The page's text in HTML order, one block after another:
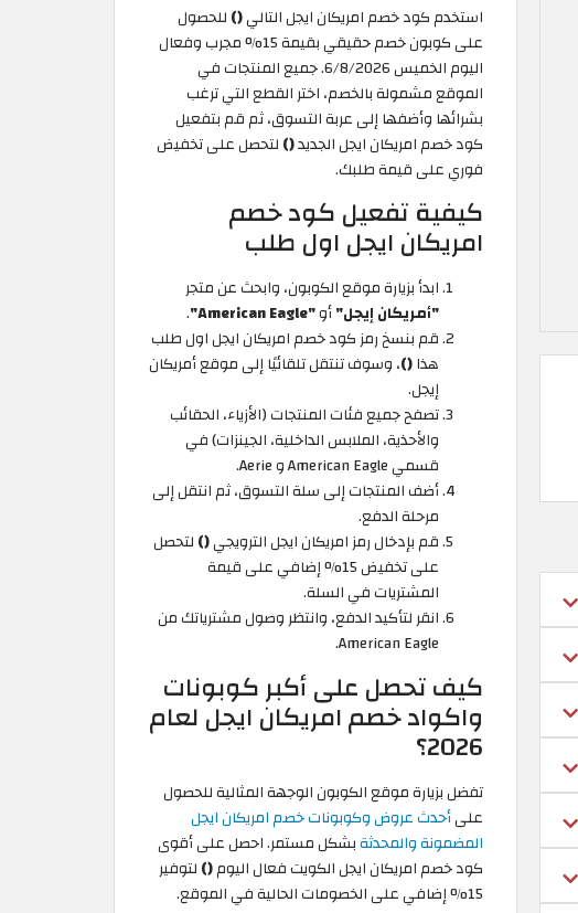
استخدم كود خصم امريكان ايجل التالي() للحصول
على كوبون خصم حقيقي بقيمة 15% مجرب وفعال
اليوم الخميس 6/8/2026. جميع المنتجات في
الموقع مشمولة بالخصم، اختر القطع التي ترغب
بشرائها وأضفها إلى عربة التسوق، ثم قم بتفعيل
كود خصم امريكان ايجل الجديد() لتحصل على تخفيض
فوري على قيمة طلبك.
كيفية تفعيل كود خصم
امريكان ايجل اول طلب
ابدأ بزيارة موقع الكوبون، وابحث عن متجر
"أمريكان إيجل"أو"American Eagle"
.
قم بنسخ رمز كود خصم امريكان ايجل اول طلب
هذا()، وسوف تنتقل تلقائيًا إلى موقع أمريكان
إيجل.
تصفح جميع فئات المنتجات (الأزياء، الحقائب
والأحذية، الملابس الداخلية، الجينزات) في
قسمي American Eagle و Aerie.
أضف المنتجات إلى سلة التسوق، ثم انتقل إلى
مرحلة الدفع.
قم بإدخال رمز امريكان ايجل الترويجي() لتحصل
على تخفيض 15% إضافي على قيمة
المشتريات في السلة.
انقر لتأكيد الدفع، وانتظر وصول مشترياتك من
American Eagle.
كيف تحصل على أكبر كوبونات
واكواد خصم امريكان ايجل لعام
2026؟
تفضل بزيارة موقع الكوبون الوجهة المثالية للحصول
علىأحدث عروض وكوبونات خصم امريكان ايجل
المضمونة والمحدثةبشكل مستمر. احصل على أقوى
كود خصم امريكان ايجل الكويت فعال اليوم() لتوفير
15% إضافي على الخصومات الحالية في الموقع.